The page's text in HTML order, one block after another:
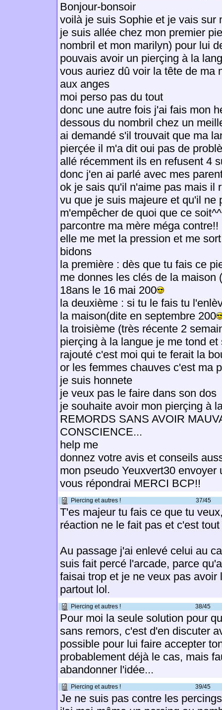
Bonjour-bonsoir
voilà je suis Sophie et je vais sur
je suis allée chez mon premier
nombril et mon marilyn) pour lui
pouvais avoir un pierçing à la
vous auriez dû voir la tête de ma
aux anges
moi perso pas du tout
donc une autre fois j'ai fais mon
dessous du nombril chez un
ai demandé s'il trouvait que ma
pierçée il m'a dit oui pas de
allé récemment ils en refusent 4
donc j'en ai parlé avec mes
ok je sais qu'il n'aime pas mais il
vu que je suis majeure et qu'il ne
m'empêcher de quoi que ce soit^^
parcontre ma mère méga contre!!
elle me met la pression et me
bidons
la première : dès que tu fais ce
me donnes les clés de la maison
18ans le 16 mai 200
la deuxième : si tu le fais tu
la maison(dite en septembre 200
la troisième (très récente 2
pierçing à la langue je me tond
rajouté c'est moi qui te ferait la
or les femmes chauves c'est ma
je suis honnete
je veux pas le faire dans son dos
je souhaite avoir mon pierçing à
REMORDS SANS AVOIR
CONSCIENCE...
help me
donnez votre avis et conseils
mon pseudo Yeuxvert30 envoyer
vous répondrai MERCI BCP!!
Piercing et autres ! 37/45
T'es majeur tu fais ce que tu
réaction ne le fait pas et c'est
Au passage j'ai enlevé celui au
suis fait percé l'arcade, parce
faisai trop et je ne veux pas avoir
partout lol.
Piercing et autres ! 38/45
Pour moi la seule solution pour
sans remors, c'est d'en discuter
possible pour lui faire accepter
probablement déjà le cas, mais
abandonner l'idée...
Piercing et autres ! 39/45
Je ne suis pas contre les